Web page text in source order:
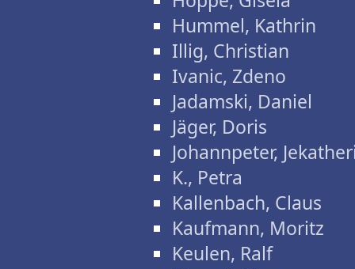
Hummel, Kathrin
Illig, Christian
Ivanic, Zdeno
Jadamski, Daniel
Jäger, Doris
Johannpeter,
K., Petra
Kallenbach, Claus
Kaufmann, Moritz
Keulen, Ralf